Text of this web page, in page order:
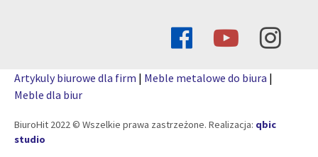
Artykuly biurowe dla firm | Meble metalowe do biura |
Meble dla biur
BiuroHit 2022 © Wszelkie prawa zastrzeżone. Realizacja: qbic
studio